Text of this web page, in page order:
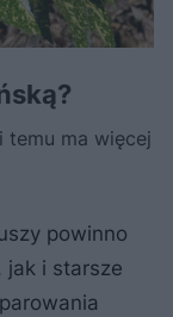
temu ma więcej
powinno
jak i starsze